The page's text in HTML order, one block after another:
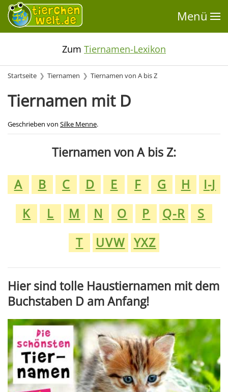
Menü
Zum Tiernamen-Lexikon
Startseite Tiernamen Tiernamen von A bis Z
Tiernamen mit D
Geschrieben von Silke Menne.
Tiernamen von A bis Z:
A
B C D E F G H
I-J
K
L M N O P Q-R
S
T
UVW YXZ
Hier sind tolle Haustiernamen mit dem
Buchstaben D am Anfang!